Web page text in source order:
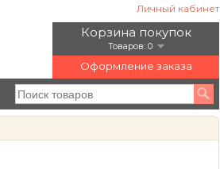
Личный кабинет
Корзина покупок
Товаров: 0
Оформление заказа